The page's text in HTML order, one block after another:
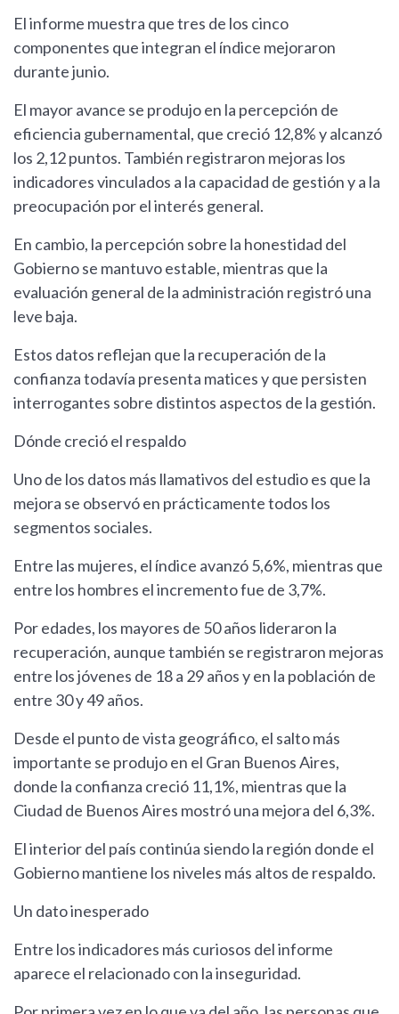
El informe muestra que tres de los cinco
componentes que integran el índice mejoraron
durante junio.
El mayor avance se produjo en la percepción de
eficiencia gubernamental, que creció 12,8% y alcanzó
los 2,12 puntos. También registraron mejoras los
indicadores vinculados a la capacidad de gestión y a la
preocupación por el interés general.
En cambio, la percepción sobre la honestidad del
Gobierno se mantuvo estable, mientras que la
evaluación general de la administración registró una
leve baja.
Estos datos reflejan que la recuperación de la
confianza todavía presenta matices y que persisten
interrogantes sobre distintos aspectos de la gestión.
Dónde creció el respaldo
Uno de los datos más llamativos del estudio es que la
mejora se observó en prácticamente todos los
segmentos sociales.
Entre las mujeres, el índice avanzó 5,6%, mientras que
entre los hombres el incremento fue de 3,7%.
Por edades, los mayores de 50 años lideraron la
recuperación, aunque también se registraron mejoras
entre los jóvenes de 18 a 29 años y en la población de
entre 30 y 49 años.
Desde el punto de vista geográfico, el salto más
importante se produjo en el Gran Buenos Aires,
donde la confianza creció 11,1%, mientras que la
Ciudad de Buenos Aires mostró una mejora del 6,3%.
El interior del país continúa siendo la región donde el
Gobierno mantiene los niveles más altos de respaldo.
Un dato inesperado
Entre los indicadores más curiosos del informe
aparece el relacionado con la inseguridad.